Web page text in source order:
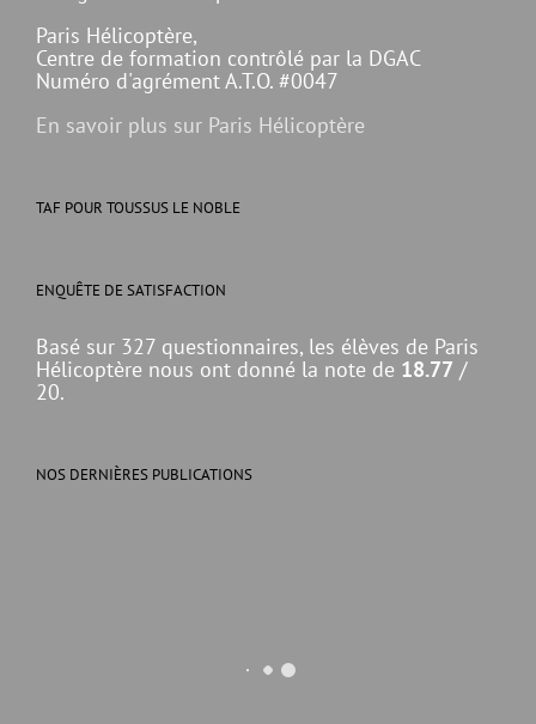
Paris Hélicoptère,
Centre de formation contrôlé par la DGAC
Numéro d'agrément A.T.O. #0047
En savoir plus sur Paris Hélicoptère
TAF POUR TOUSSUS LE NOBLE
ENQUÊTE DE SATISFACTION
Basé sur 327 questionnaires, les élèves de Paris
Hélicoptère nous ont donné la note de 18.77 /
20.
NOS DERNIÈRES PUBLICATIONS